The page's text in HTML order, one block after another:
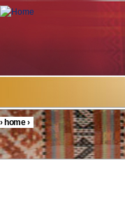
Skip to main content
You are here
›home›